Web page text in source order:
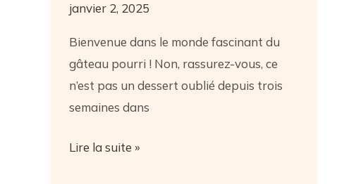
janvier 2, 2025
Bienvenue dans le monde fascinant du
gâteau pourri ! Non, rassurez-vous, ce
n’est pas un dessert oublié depuis trois
semaines dans
Gâteau
Lire la suite »